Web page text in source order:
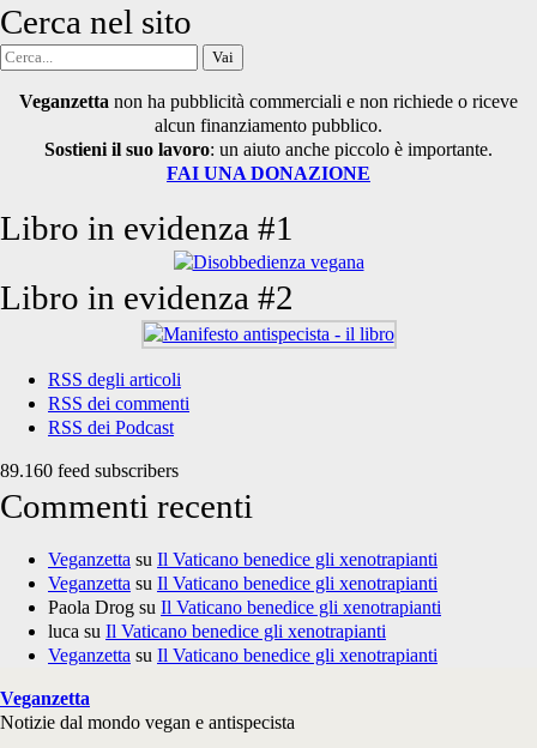
Cerca nel sito
Cerca
Veganzetta non ha pubblicità commerciali e non richiede o riceve
alcun finanziamento pubblico.
Sostieni il suo lavoro: un aiuto anche piccolo è importante.
FAI UNA DONAZIONE
Libro in evidenza #1
Libro in evidenza #2
RSS degli articoli
RSS dei commenti
RSS dei Podcast
89.160 feed subscribers
Commenti recenti
Veganzetta su Il Vaticano benedice gli xenotrapianti
Veganzetta su Il Vaticano benedice gli xenotrapianti
Paola Drog su Il Vaticano benedice gli xenotrapianti
luca su Il Vaticano benedice gli xenotrapianti
Veganzetta su Il Vaticano benedice gli xenotrapianti
Veganzetta
Notizie dal mondo vegan e antispecista